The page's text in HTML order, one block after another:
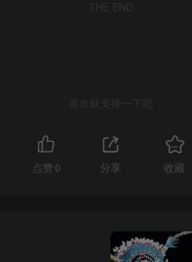
THE END
喜欢就支持一下吧
点赞 0 分享 收藏